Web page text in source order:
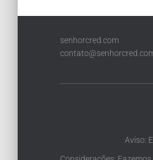
senhorcred.com
Aviso: